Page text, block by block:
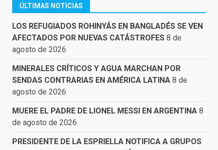
ÚLTIMAS NOTICIAS
LOS REFUGIADOS ROHINYÁS EN BANGLADÉS SE VEN
AFECTADOS POR NUEVAS CATÁSTROFES 8 de
agosto de 2026
MINERALES CRÍTICOS Y AGUA MARCHAN POR
SENDAS CONTRARIAS EN AMÉRICA LATINA 8 de
agosto de 2026
MUERE EL PADRE DE LIONEL MESSI EN ARGENTINA 8
de agosto de 2026
PRESIDENTE DE LA ESPRIELLA NOTIFICA A GRUPOS